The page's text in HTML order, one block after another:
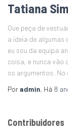
Tatiana
Que peça de
a ideia de algumas
eu sou da equipa
coisa, e nunca vão
os argumentos. No
Por admin, Há 8
Contribuidores